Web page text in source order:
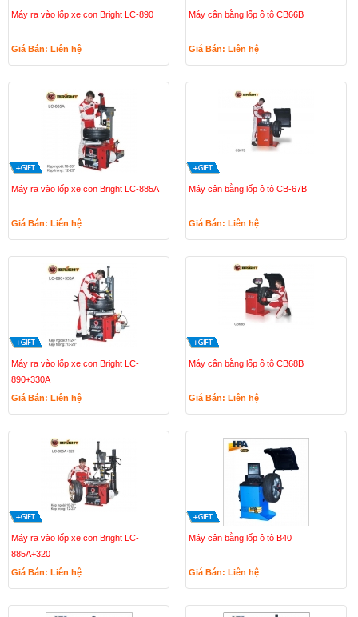
Máy ra vào lốp xe con Bright LC-890
Giá Bán: Liên hệ
Máy cân bằng lốp ô tô CB66B
Giá Bán: Liên hệ
Máy ra vào lốp xe con Bright LC-885A
Giá Bán: Liên hệ
Máy cân bằng lốp ô tô CB-67B
Giá Bán: Liên hệ
Máy ra vào lốp xe con Bright LC-
890+330A
Giá Bán: Liên hệ
Máy cân bằng lốp ô tô CB68B
Giá Bán: Liên hệ
Máy ra vào lốp xe con Bright LC-
885A+320
Giá Bán: Liên hệ
Máy cân bằng lốp ô tô B40
Giá Bán: Liên hệ